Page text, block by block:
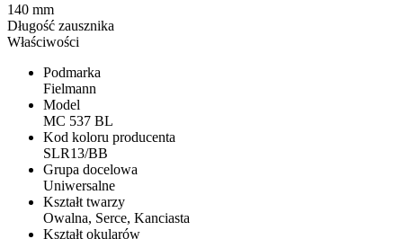
Właściwości
Podmarka
Fielmann
Model
MC 537 BL
Kod koloru producenta
SLR13/BB
Grupa docelowa
Uniwersalne
Kształt twarzy
Owalna, Serce, Kanciasta
Kształt okularów
140 mm
Długość zausznika